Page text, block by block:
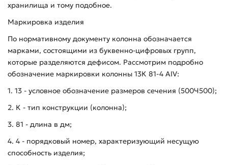
хранилища и тому подобное.
Маркировка изделия
По нормативному документу колонна обозначается
марками, состоящими из буквенно-цифровых групп,
которые разделяются дефисом. Рассмотрим подробно
обозначение маркировки колонны 13К 81-4 АIV:
1. 13 - условное обозначение размеров сечения (500Ч500);
2. К - тип конструкции (колонна);
3. 81 - длина в дм;
4. 4 - порядковый номер, характеризующий несущую
способность изделия;